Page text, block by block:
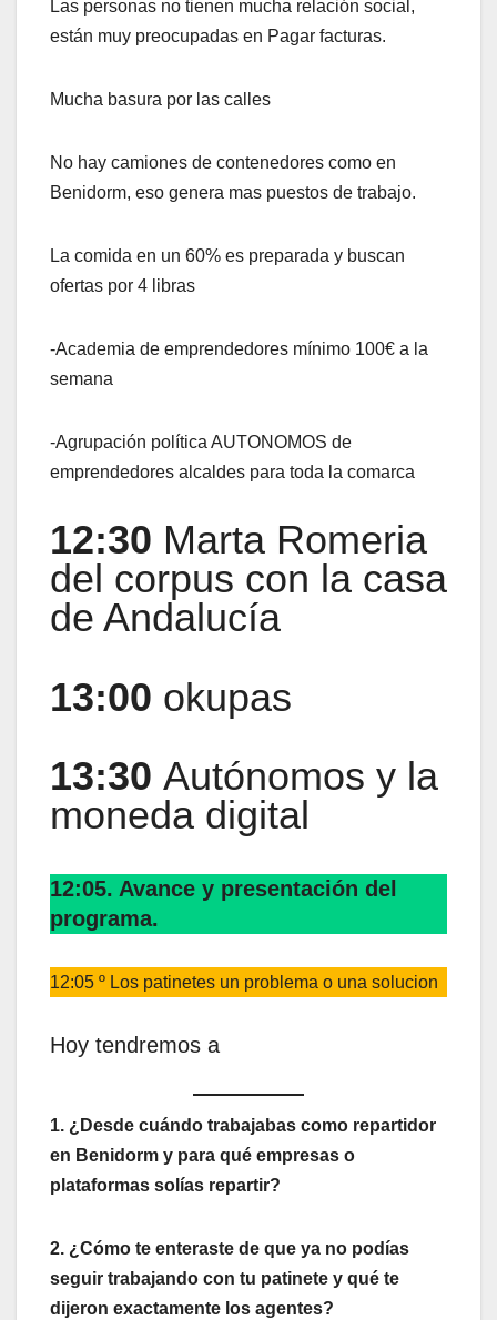
Las personas no tienen mucha relación social,
están muy preocupadas en Pagar facturas.
Mucha basura por las calles
No hay camiones de contenedores como en
Benidorm, eso genera mas puestos de trabajo.
La comida en un 60% es preparada y buscan
ofertas por 4 libras
-Academia de emprendedores mínimo 100€ a la
semana
-Agrupación política AUTONOMOS de
emprendedores alcaldes para toda la comarca
12:30 Marta Romeria
del corpus con la casa
de Andalucía
13:00 okupas
13:30 Autónomos y la
moneda digital
12:05. Avance y presentación del
programa.
12:05 º Los patinetes un problema o una solucion
Hoy tendremos a
1. ¿Desde cuándo trabajabas como repartidor
en Benidorm y para qué empresas o
plataformas solías repartir?
2. ¿Cómo te enteraste de que ya no podías
seguir trabajando con tu patinete y qué te
dijeron exactamente los agentes?